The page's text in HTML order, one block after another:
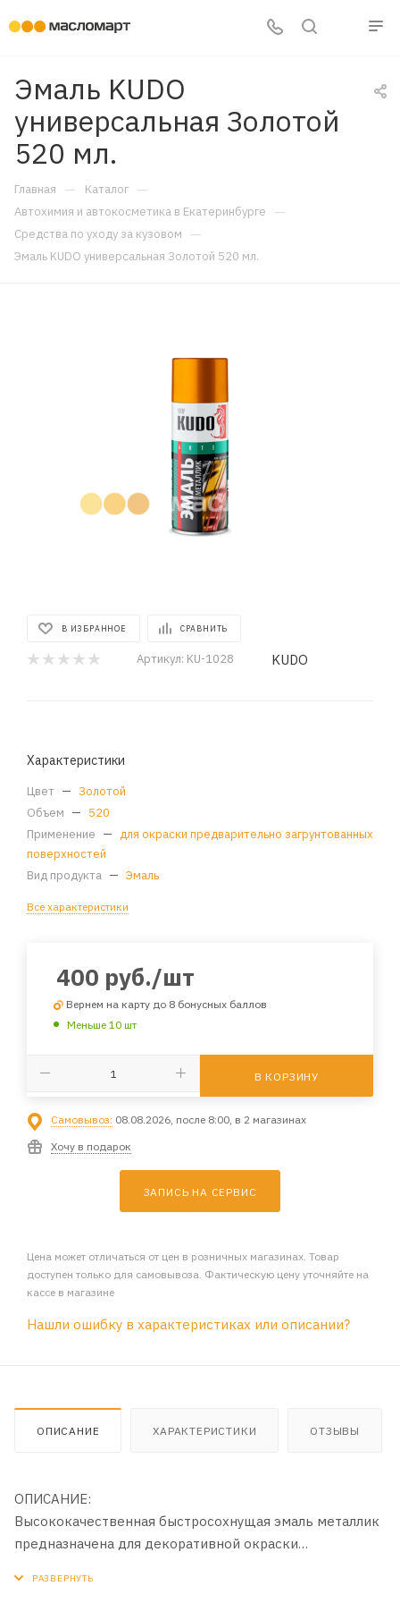
Эмаль KUDO
универсальная Золотой
520 мл.
Главная — Каталог —
Автохимия и автокосметика в Екатеринбурге —
Средства по уходу за кузовом —
Эмаль KUDO универсальная Золотой 520 мл.
В ИЗБРАННОЕ СРАВНИТЬ
Артикул: KU-1028 KUDO
Характеристики
Цвет — Золотой
Объем — 520
Применение — для окраски предварительно загрунтованных
поверхностей
Вид продукта — Эмаль
Все характеристики
400 руб./шт
Вернем на карту до 8 бонусных баллов
Меньше 10 шт
В КОРЗИНУ
Самовывоз: 08.08.2026, после 8:00, в 2 магазинах
Хочу в подарок
ЗАПИСЬ НА СЕРВИС
Цена может отличаться от цен в розничных магазинах. Товар
доступен только для самовывоза. Фактическую цену уточняйте на
кассе в магазине
Нашли ошибку в характеристиках или описании?
ОПИСАНИЕ ХАРАКТЕРИСТИКИ ОТЗЫВЫ
ОПИСАНИЕ:
Высококачественная быстросохнущая эмаль металлик
предназначена для декоративной окраски